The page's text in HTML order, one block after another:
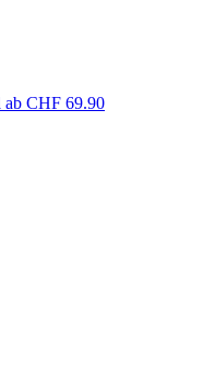
ab CHF 69.90